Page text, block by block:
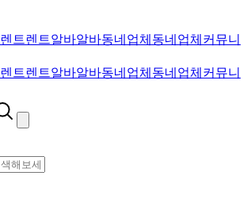
렌트렌트알바알바동네업체 동네업체 커뮤니
렌트렌트알바알바동네업체 동네업체 커뮤니